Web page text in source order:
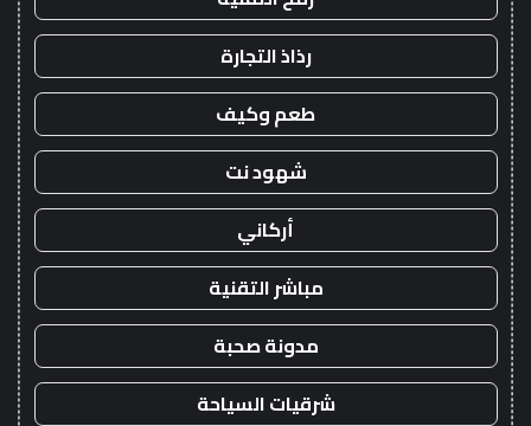
رذاذ التجارة
طعم وكيف
شهود نت
أركاني
مباشر التقنية
مدونة صحبة
شرقيات السياحة